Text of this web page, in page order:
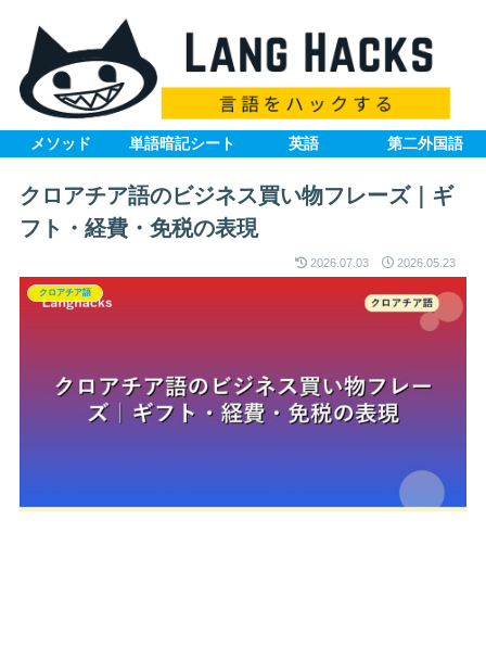
メソッド 単語暗記シート 英語 第二外国語
クロアチア語のビジネス買い物フレーズ｜ギ
フト・経費・免税の表現
2026.07.03 2026.05.23
クロアチア語